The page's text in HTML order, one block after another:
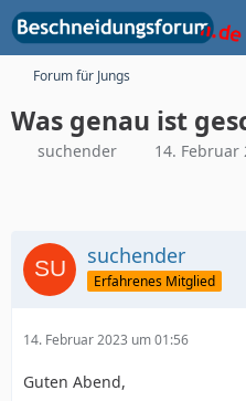
Forum für Jungs
Was genau ist
suchender 14. Februar
suchender
Erfahrenes Mitglied
14. Februar 2023 um 01:56
Guten Abend,